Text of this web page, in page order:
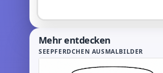
Mehr entdecken
SEEPFERDCHEN AUSMALBILDER